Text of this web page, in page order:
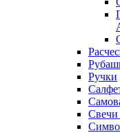
Ручки
Свечи